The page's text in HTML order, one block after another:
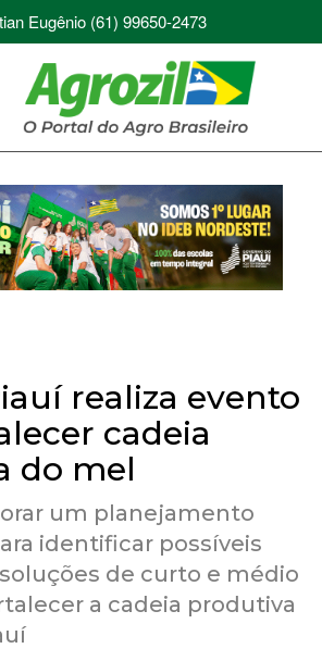
Eugênio (61) 99650-2473
realiza evento
cadeia
do mel
um planejamento
identificar possíveis
de curto e médio
a cadeia produtiva